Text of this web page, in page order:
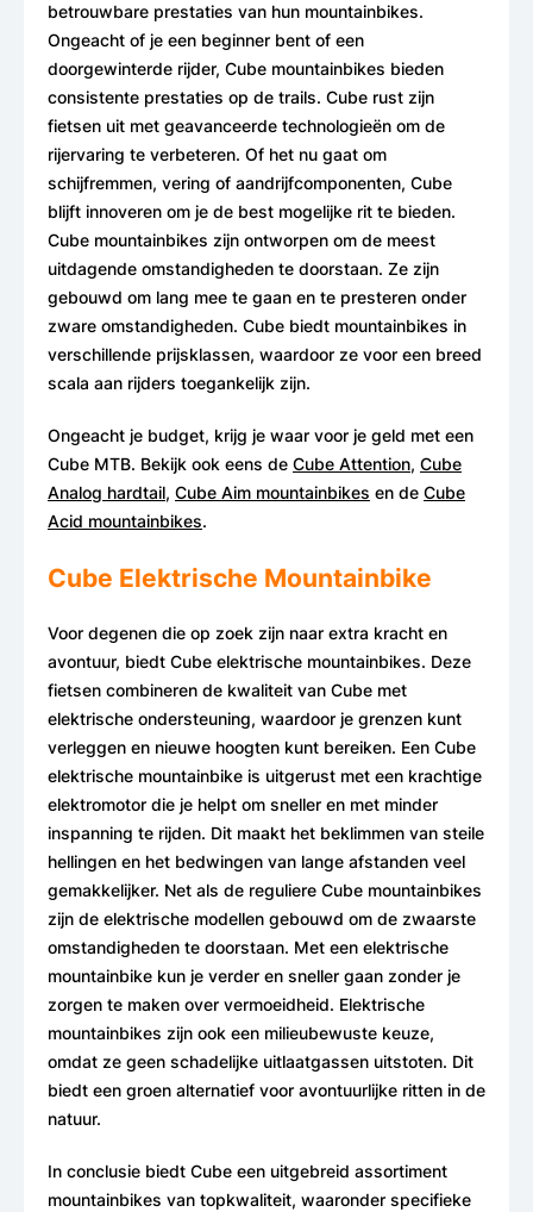
betrouwbare prestaties van hun mountainbikes.
Ongeacht of je een beginner bent of een
doorgewinterde rijder, Cube mountainbikes bieden
consistente prestaties op de trails. Cube rust zijn
fietsen uit met geavanceerde technologieën om de
rijervaring te verbeteren. Of het nu gaat om
schijfremmen, vering of aandrijfcomponenten, Cube
blijft innoveren om je de best mogelijke rit te bieden.
Cube mountainbikes zijn ontworpen om de meest
uitdagende omstandigheden te doorstaan. Ze zijn
gebouwd om lang mee te gaan en te presteren onder
zware omstandigheden. Cube biedt mountainbikes in
verschillende prijsklassen, waardoor ze voor een breed
scala aan rijders toegankelijk zijn.
Ongeacht je budget, krijg je waar voor je geld met een
Cube MTB. Bekijk ook eens de Cube Attention, Cube
Analog hardtail, Cube Aim mountainbikes en de Cube
Acid mountainbikes.
Cube Elektrische Mountainbike
Voor degenen die op zoek zijn naar extra kracht en
avontuur, biedt Cube elektrische mountainbikes. Deze
fietsen combineren de kwaliteit van Cube met
elektrische ondersteuning, waardoor je grenzen kunt
verleggen en nieuwe hoogten kunt bereiken. Een Cube
elektrische mountainbike is uitgerust met een krachtige
elektromotor die je helpt om sneller en met minder
inspanning te rijden. Dit maakt het beklimmen van steile
hellingen en het bedwingen van lange afstanden veel
gemakkelijker. Net als de reguliere Cube mountainbikes
zijn de elektrische modellen gebouwd om de zwaarste
omstandigheden te doorstaan. Met een elektrische
mountainbike kun je verder en sneller gaan zonder je
zorgen te maken over vermoeidheid. Elektrische
mountainbikes zijn ook een milieubewuste keuze,
omdat ze geen schadelijke uitlaatgassen uitstoten. Dit
biedt een groen alternatief voor avontuurlijke ritten in de
natuur.
In conclusie biedt Cube een uitgebreid assortiment
mountainbikes van topkwaliteit, waaronder specifieke